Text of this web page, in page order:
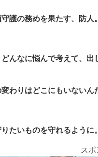
守護の務めを果たす、防人。
どんなに悩んで考えて、
変わりはどこにもいないん
りたいものを守れるように。
スポ